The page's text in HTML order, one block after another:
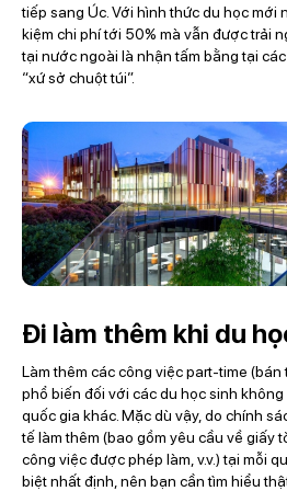
tiếp sang Úc. Với hình thức du học mới
kiệm chi phí tới 50% mà vẫn được trải
tại nước ngoài là nhận tấm bằng tại
“xứ sở chuột túi”.
Đi làm thêm khi du
Làm thêm các công việc part-time
phổ biến đối với các du học sinh
quốc gia khác. Mặc dù vậy, do chính
tế làm thêm (bao gồm yêu cầu về giấy
công việc được phép làm, v.v.) tại mỗi
biệt nhất định, nên bạn cần tìm hiểu